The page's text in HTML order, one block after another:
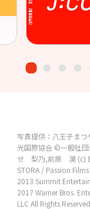
写真提供：八王子ま
光国際協会 ©一般社団
せ 梨乃,前原 滉 (c)
STORA / Passion Films
2013 Summit
2017 Warner Bros.
LLC All Rights Reserved